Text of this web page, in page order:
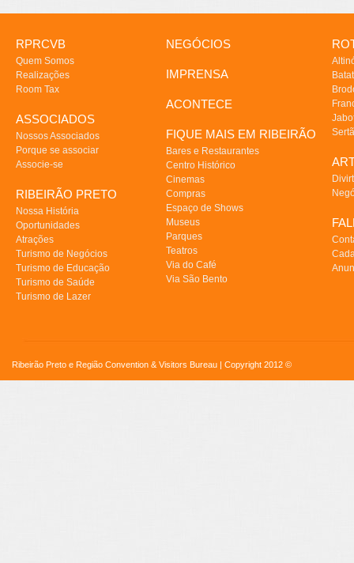
RPRCVB
Quem Somos
Realizações
Room Tax
ASSOCIADOS
Nossos Associados
Porque se associar
Associe-se
RIBEIRÃO PRETO
Nossa História
Oportunidades
Atrações
Turismo de Negócios
Turismo de Educação
Turismo de Saúde
Turismo de Lazer
NEGÓCIOS
IMPRENSA
ACONTECE
FIQUE MAIS EM RIBEIRÃO
Bares e Restaurantes
Centro Histórico
Cinemas
Compras
Espaço de Shows
Museus
Parques
Teatros
Via do Café
Via São Bento
Ribeirão Preto e Região Convention & Visitors Bureau | Copyright 2012 ©